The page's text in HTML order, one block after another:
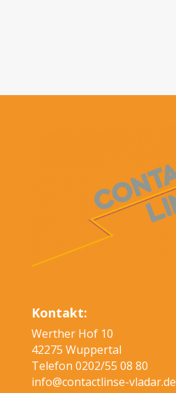
Kontakt:
Werther Hof 10
42275 Wuppertal
Telefon 0202/55 08 80
info@contactlinse-vladar.de